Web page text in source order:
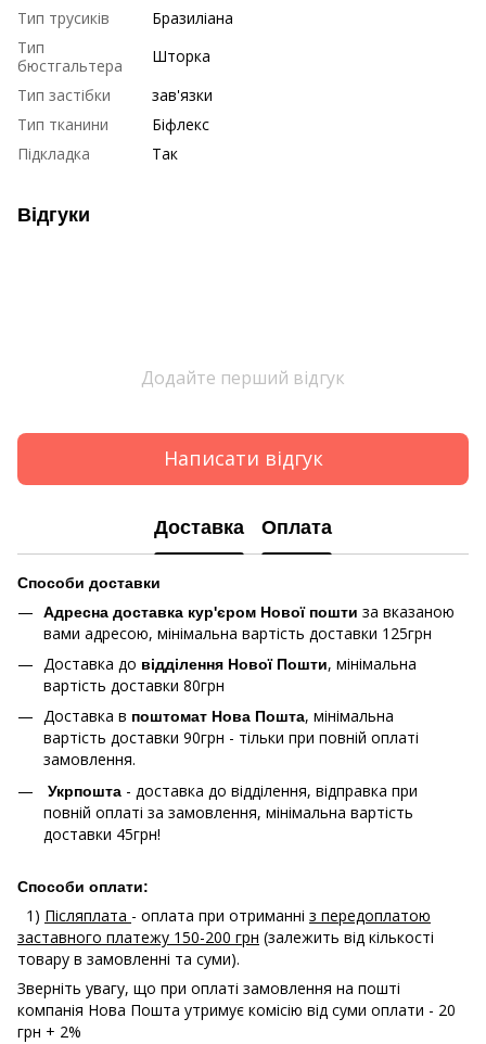
Тип трусиків
Бразиліана
Тип
бюстгальтера
Шторка
Тип застібки
зав'язки
Тип тканини
Біфлекс
Підкладка
Так
Відгуки
Додайте перший відгук
Написати відгук
Доставка Оплата
Способи доставки
Адресна доставка кур'єром Нової пошти за вказаною
вами адресою, мінімальна вартість доставки 125грн
Доставка до відділення Нової Пошти, мінімальна
вартість доставки 80грн
Доставка в поштомат Нова Пошта, мінімальна
вартість доставки 90грн - тільки при повній оплаті
замовлення.
Укрпошта - доставка до відділення, відправка при
повній оплаті за замовлення, мінімальна вартість
доставки 45грн!
Способи оплати:
1) Післяплата - оплата при отриманні з передоплатою
заставного платежу 150-200 грн (залежить від кількості
товару в замовленні та суми).
Зверніть увагу, що при оплаті замовлення на пошті
компанія Нова Пошта утримує комісію від суми оплати - 20
грн + 2%